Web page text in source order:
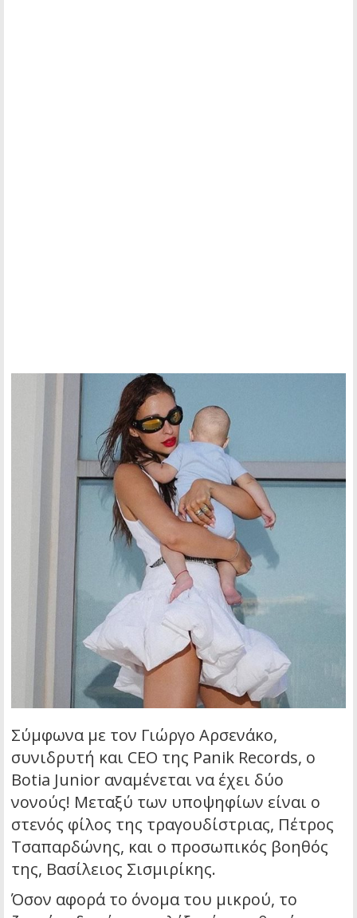
Σύμφωνα με τον Γιώργο Αρσενάκο,
συνιδρυτή και CEO της Panik Records, ο
Botia Junior αναμένεται να έχει δύο
νονούς! Μεταξύ των υποψηφίων είναι ο
στενός φίλος της τραγουδίστριας, Πέτρος
Τσαπαρδώνης, και ο προσωπικός βοηθός
της, Βασίλειος Σισμιρίκης.
Όσον αφορά το όνομα του μικρού, το